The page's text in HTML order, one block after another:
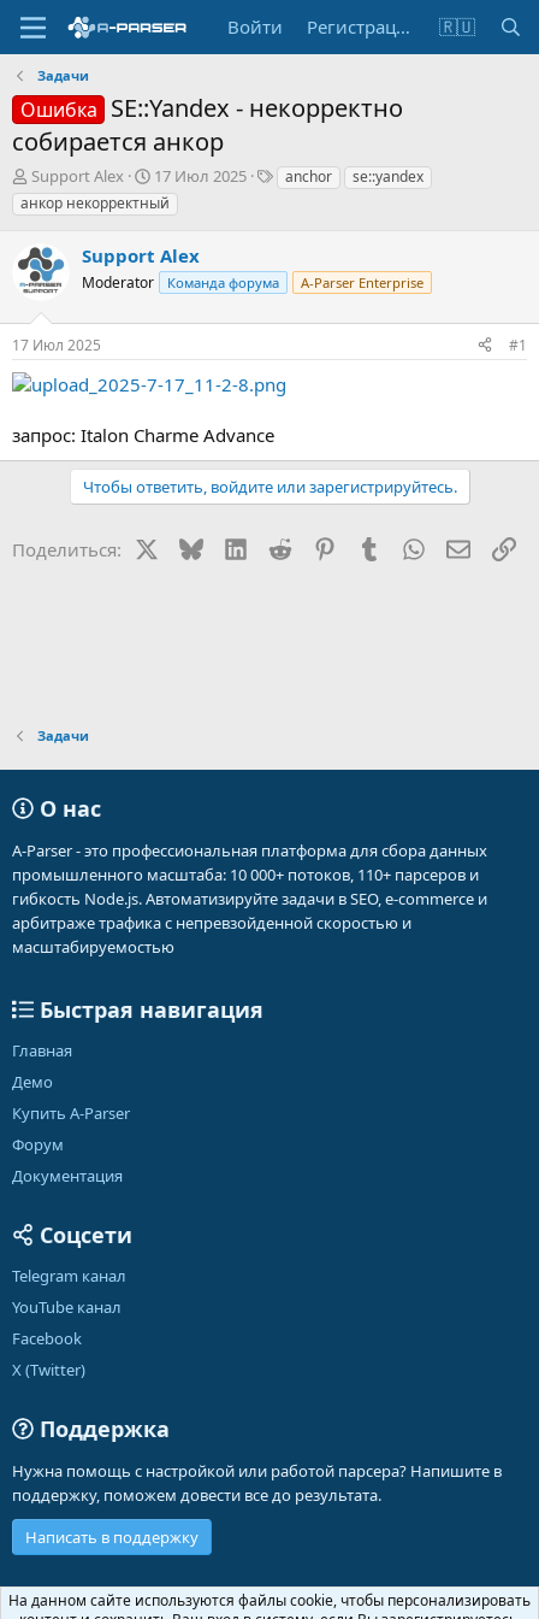
Войти Регистрация 🇷🇺
Задачи
Ошибка SE::Yandex - некорректно
собирается анкор
А
в
т
р
т
м
ы
Support Alex
Д
а
т
н
а
а
17 Июл 2025
Тanchor
se::yandex
анкор некорректный
Support Alex
Moderator Команда форума A-Parser Enterprise
17 Июл 2025 #1
запрос: Italon Charme Advance
Чтобы ответить, войдите или зарегистрируйтесь.
Поделиться: BlueskyLinkedIn
Reddit PinterestTumblr WhatsApp
Задачи
О нас
A-Parser - это профессиональная платформа для сбора данных
промышленного масштаба: 10 000+ потоков, 110+ парсеров и
гибкость Node.js. Автоматизируйте задачи в SEO, e-commerce и
арбитраже трафика с непревзойденной скоростью и
масштабируемостью
Быстрая навигация
Главная
Демо
Купить A-Parser
Форум
Документация
Соцсети
Telegram канал
YouTube канал
Facebook
X (Twitter)
Поддержка
Нужна помощь с настройкой или работой парсера? Напишите в
поддержку, поможем довести все до результата.
Написать в поддержку
Russian (RU)
На данном сайте используются файлы cookie, чтобы персонализировать